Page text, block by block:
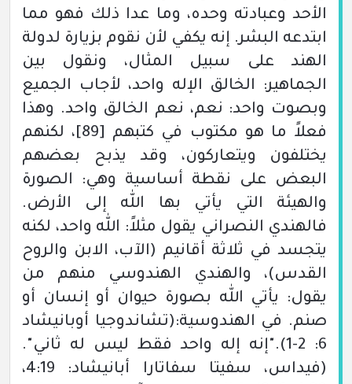
الأحد وعبادته وحده، وما عدا ذلك فهو مما
ابتدعه البشر. إنه يكفي لأن نقوم بزيارة لدولة
الهند على سبيل المثال، ونقول بين
الجماهير: الخالق الإله واحد، لأجاب الجميع
وبصوت واحد: نعم، نعم الخالق واحد. وهذا
فعلاً ما هو مكتوب في كتبهم [89]
، لكنهم
يختلفون ويتعاركون، وقد يذبح بعضهم
البعض على نقطة أساسية وهي: الصورة
والهيئة التي يأتي بها الله إلى الأرض.
فالهندي النصراني يقول مثلاً: الله واحد، لكنه
يتجسد في ثلاثة أقانيم (الآب، الابن والروح
القدس)، والهندي الهندوسي منهم من
يقول: يأتي الله بصورة حيوان أو إنسان أو
صنم. في الهندوسية:(تشاندوجيا أوبانيشاد
6: 2-1)
."إنه إله واحد فقط ليس له ثاني".
(فيداس، سفيتا سفاتارا أبانيشاد: